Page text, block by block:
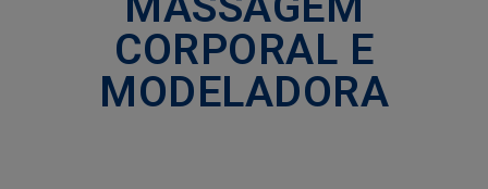
CORPORAL E
MODELADORA